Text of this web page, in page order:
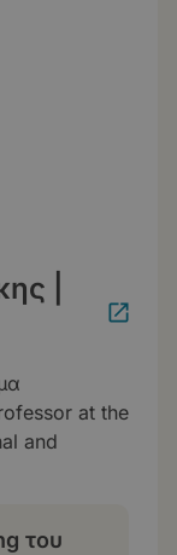
|
at the
and
του